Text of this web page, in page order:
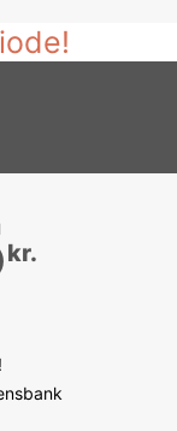
kr.